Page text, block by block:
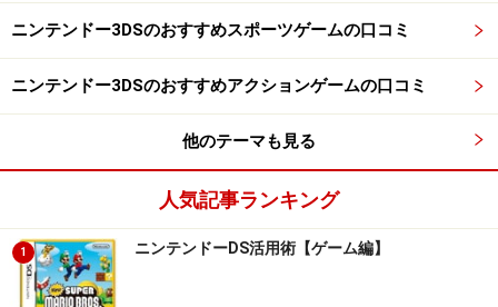
最後にご紹介するのが、（個人的に）いちばん人気の「
」。医術でパーティの治療回復を担う衛生士。戦闘で傷つく仲間
フィギュアになっちゃったくらいの人気キャラ。自
分も買いました（笑）。
ニンテンドー3DSのおすすめスポーツゲームの口コミ
ニンテンドー3DSのおすすめアクションゲームの口コミ
他のテーマも見る
人気記事ランキング
1 ニンテンドーDS活用術【ゲーム編】